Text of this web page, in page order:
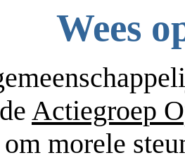
Wees
Actiegroep
morele